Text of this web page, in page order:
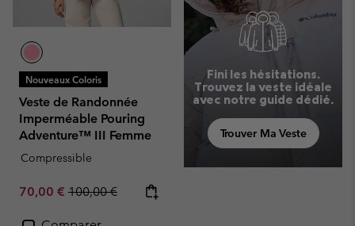
Nouveaux Coloris
Veste de Randonnée
Imperméable Pouring
Adventure™ III Femme
Compressible
Sale price:
70,00 € Regular price:
100,00 €
Fini les hésitations.
Trouvez la veste idéale
avec notre guide dédié.
Trouver Ma Veste